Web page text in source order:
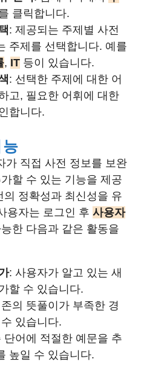
클릭합니다.
: 제공되는 주제별 사전
주제를 선택합니다. 예를
, IT 등이 있습니다.
: 선택한 주제에 대한 어
고, 필요한 어휘에 대한
합니다.
가 직접 사전 정보를 보완
할 수 있는 기능을 제공
정확성과 최신성을 유
용자는 로그인 후 사용자
한 다음과 같은 활동을
: 사용자가 알고 있는 새
할 수 있습니다.
의 뜻풀이가 부족한 경
있습니다.
단어에 적절한 예문을 추
높일 수 있습니다.